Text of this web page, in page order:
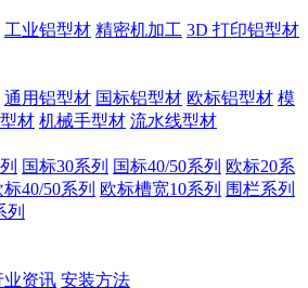
工业铝型材 精密机加工 3D 打印铝型材
通用铝型材 国标铝型材 欧标铝型材 模
材 机械手型材 流水线型材
国标30系列 国标40/50系列 欧标20系
标40/50系列 欧标槽宽10系列 围栏系列
列
业资讯 安装方法